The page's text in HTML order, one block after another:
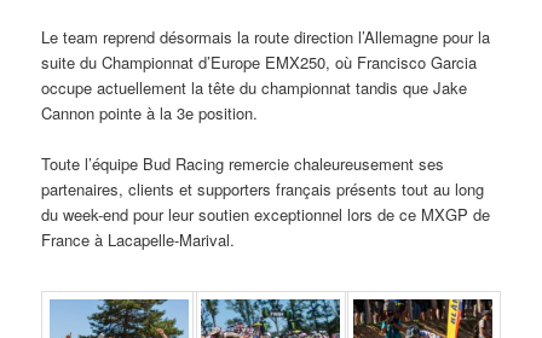
Le team reprend désormais la route direction l’Allemagne pour la
suite du Championnat d’Europe EMX250, où Francisco Garcia
occupe actuellement la tête du championnat tandis que Jake
Cannon pointe à la 3e position.
Toute l’équipe Bud Racing remercie chaleureusement ses
partenaires, clients et supporters français présents tout au long
du week-end pour leur soutien exceptionnel lors de ce MXGP de
France à Lacapelle-Marival.